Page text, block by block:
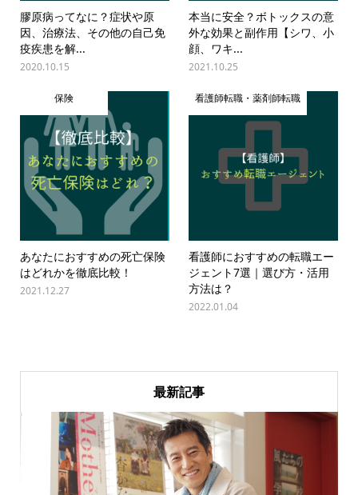
膠原病ってなに？症状や原
因、治療法、その他の自己免
疫疾患を解...
2020.10.15
本当に安全？ボトックスの意
外な効果と副作用【シワ、小
顔、ワキ...
2021.10.25
保険
あなたにおすすめの死亡保険
はどれかを徹底比較！
2021.12.27
看護師転職・薬剤師転職
看護師におすすめの転職エー
ジェント7選｜選び方・活用
方法は？
2022.01.04
最新記事